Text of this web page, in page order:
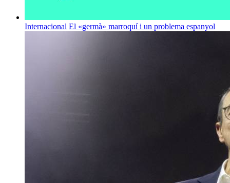
Internacional El «germà» marroquí i un problema espanyol